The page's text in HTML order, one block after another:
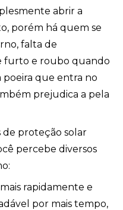
abrir a
porém há quem se
falta de
furto e roubo quando
poeira que entra no
prejudica a pela
proteção solar
percebe diversos
rapidamente e
por mais tempo,